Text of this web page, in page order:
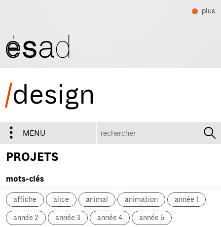
plus
/design
MENU
PROJETS
mots-clés
affiche alice animal animation année 1
année 2 année 3 année 4 année 5